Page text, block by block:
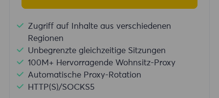
Zugriff auf Inhalte aus verschiedenen
Regionen
Unbegrenzte gleichzeitige Sitzungen
100M+ Hervorragende Wohnsitz-Proxy
Automatische Proxy-Rotation
HTTP(S)/SOCKS5